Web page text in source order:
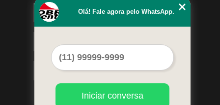
Serviços
Mapa do site
Olá! Fale agora pelo WhatsApp.
Iniciar conversa